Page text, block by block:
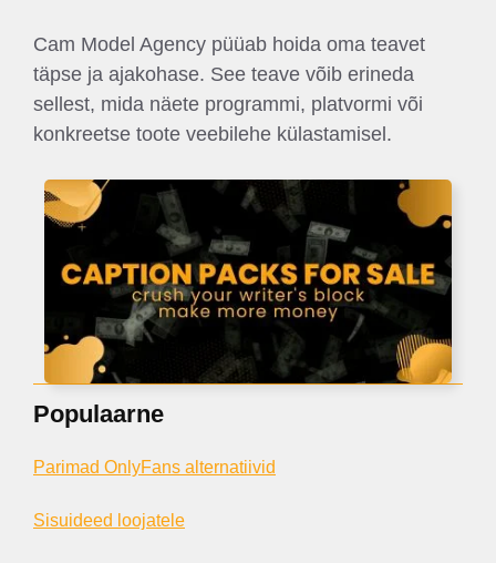
Cam Model Agency püüab hoida oma teavet
täpse ja ajakohase. See teave võib erineda
sellest, mida näete programmi, platvormi või
konkreetse toote veebilehe külastamisel.
Populaarne
Parimad OnlyFans alternatiivid
Sisuideed loojatele